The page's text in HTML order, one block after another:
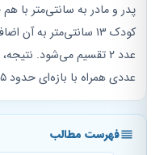
پدر و مادر به سانتی‌متر با هم
کودک ۱۳ سانتی‌متر به آن
عدد ۲ تقسیم می‌شود. نتیجه،
عددی همراه با بازه‌ای حدود ۸.۵± سانتی‌متر، نه یک رقم قطعی.
فهرست مطالب